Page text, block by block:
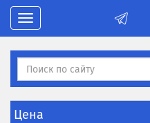
Toggle navigation
Цена